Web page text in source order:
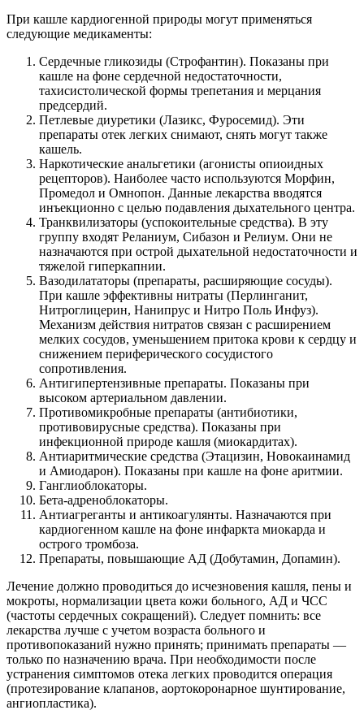
При кашле кардиогенной природы могут применяться
следующие медикаменты:
Сердечные гликозиды (Строфантин). Показаны при
кашле на фоне сердечной недостаточности,
тахисистолической формы трепетания и мерцания
предсердий.
Петлевые диуретики (Лазикс, Фуросемид). Эти
препараты отек легких снимают, снять могут также
кашель.
Наркотические анальгетики (агонисты опиоидных
рецепторов). Наиболее часто используются Морфин,
Промедол и Омнопон. Данные лекарства вводятся
инъекционно с целью подавления дыхательного центра.
Транквилизаторы (успокоительные средства). В эту
группу входят Реланиум, Сибазон и Релиум. Они не
назначаются при острой дыхательной недостаточности и
тяжелой гиперкапнии.
Вазодилататоры (препараты, расширяющие сосуды).
При кашле эффективны нитраты (Перлинганит,
Нитроглицерин, Нанипрус и Нитро Поль Инфуз).
Механизм действия нитратов связан с расширением
мелких сосудов, уменьшением притока крови к сердцу и
снижением периферического сосудистого
сопротивления.
Антигипертензивные препараты. Показаны при
высоком артериальном давлении.
Противомикробные препараты (антибиотики,
противовирусные средства). Показаны при
инфекционной природе кашля (миокардитах).
Антиаритмические средства (Этацизин, Новокаинамид
и Амиодарон). Показаны при кашле на фоне аритмии.
Ганглиоблокаторы.
Бета-адреноблокаторы.
Антиагреганты и антикоагулянты. Назначаются при
кардиогенном кашле на фоне инфаркта миокарда и
острого тромбоза.
Препараты, повышающие АД (Добутамин, Допамин).
Лечение должно проводиться до исчезновения кашля, пены и
мокроты, нормализации цвета кожи больного, АД и ЧСС
(частоты сердечных сокращений). Следует помнить: все
лекарства лучше с учетом возраста больного и
противопоказаний нужно принять; принимать препараты —
только по назначению врача. При необходимости после
устранения симптомов отека легких проводится операция
(протезирование клапанов, аортокоронарное шунтирование,
ангиопластика).